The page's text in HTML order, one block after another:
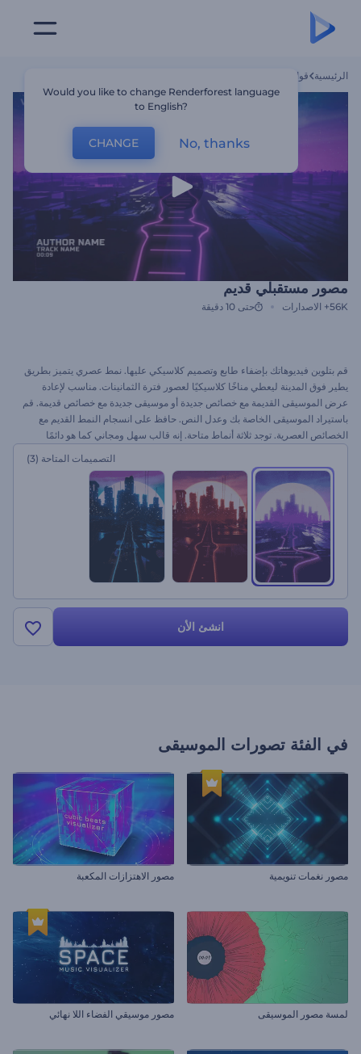
الرئيسية قوالب
مصور مستقبلي قديم
56K+ الاصدارات حتى 10 دقيقة
قم بتلوين فيديوهاتك بإضفاء طابع وتصميم كلاسيكي عليها. نمط عصري يتميز بطريق
يطير فوق المدينة ليعطي مناخًا كلاسيكيًا لعصور فترة الثمانينات. مناسب لإعادة
عرض الموسيقى القديمة مع خصائص جديدة أو موسيقى جديدة مع خصائص قديمة. قم
باستيراد الموسيقى الخاصة بك وعدل النص. حافظ على انسجام النمط القديم مع
الخصائص العصرية. توجد ثلاثة أنماط متاحة. إنه قالب سهل ومجاني كما هو دائمًا
التصميمات المتاحة (3)
انشئ الأن
في الفئة تصورات الموسيقى
مصور نغمات تنويمية مصور الاهتزازات المكعبة
لمسة مصور الموسيقى مصور موسيقي الفضاء اللا نهائي
Would you like to change Renderforest language
to English?
CHANGE No, thanks